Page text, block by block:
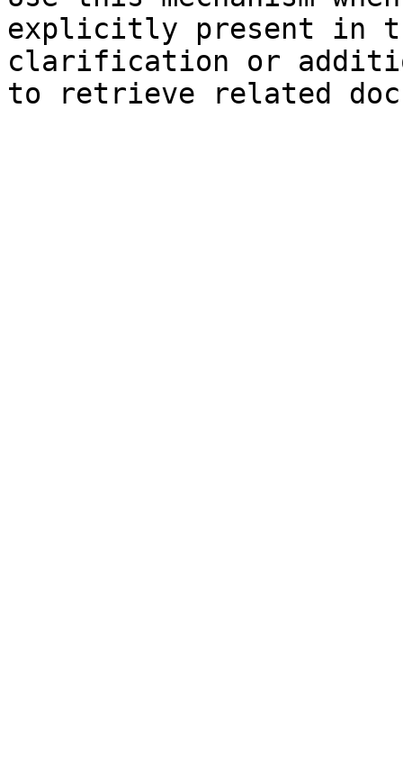
explicitly present in
clarification or